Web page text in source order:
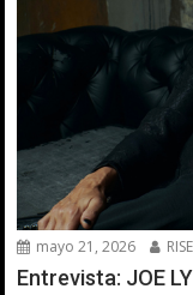
mayo 21, 2026
Entrevista: JOE